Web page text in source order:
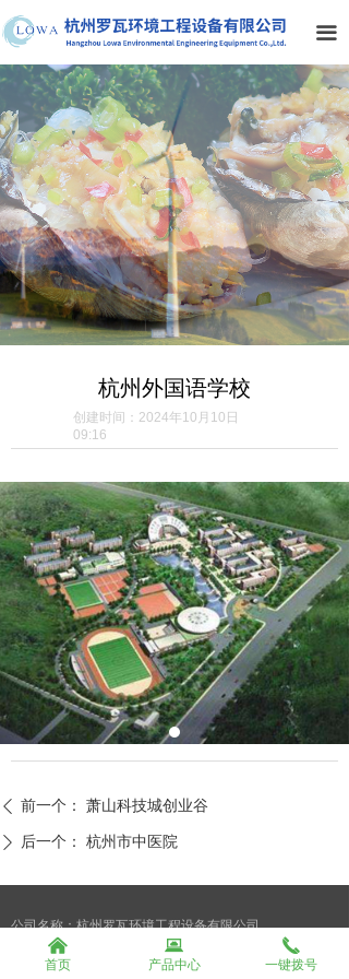
끀
首页
关于我们
产品中心
案例展示
解决方案
服务支持
联系我们
杭州外国语学校
创建时间： 2024年10月10日
09:16
ꄴ 前一个： 萧山科技城创业谷
ꄲ 后一个： 杭州市中医院
公司名称：杭州罗瓦环境工程设备有限公司
联系人：康经理
낀
首页
뀵
产品中心
끅
一键拨号